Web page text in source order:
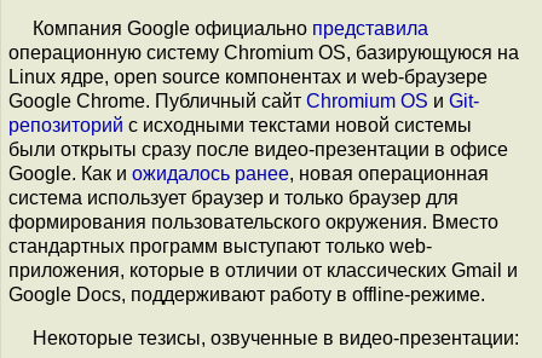
Компания Google официально представила
операционную систему Chromium OS, базирующуюся на
Linux ядре, open source компонентах и web-браузере
Google Chrome. Публичный сайт Chromium OS и Git-
репозиторий с исходными текстами новой системы
были открыты сразу после видео-презентации в офисе
Google. Как и ожидалось ранее, новая операционная
система использует браузер и только браузер для
формирования пользовательского окружения. Вместо
стандартных программ выступают только web-
приложения, которые в отличии от классических Gmail и
Google Docs, поддерживают работу в offline-режиме.
Некоторые тезисы, озвученные в видео-презентации: